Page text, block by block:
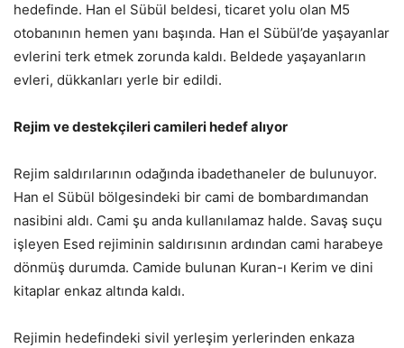
hedefinde. Han el Sübül beldesi, ticaret yolu olan M5
otobanının hemen yanı başında. Han el Sübül’de yaşayanlar
evlerini terk etmek zorunda kaldı. Beldede yaşayanların
evleri, dükkanları yerle bir edildi.
Rejim ve destekçileri camileri hedef alıyor
Rejim saldırılarının odağında ibadethaneler de bulunuyor.
Han el Sübül bölgesindeki bir cami de bombardımandan
nasibini aldı. Cami şu anda kullanılamaz halde. Savaş suçu
işleyen Esed rejiminin saldırısının ardından cami harabeye
dönmüş durumda. Camide bulunan Kuran-ı Kerim ve dini
kitaplar enkaz altında kaldı.
Rejimin hedefindeki sivil yerleşim yerlerinden enkaza